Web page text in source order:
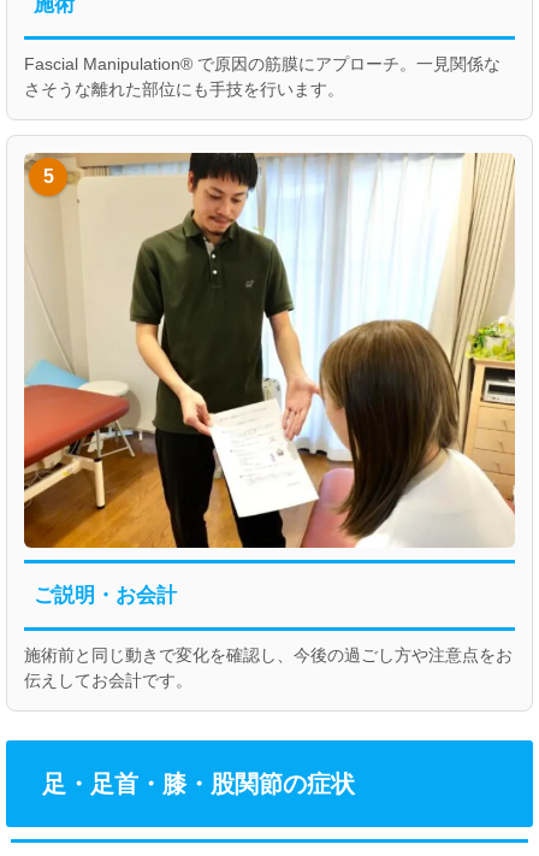
Fascial Manipulation® で原因の筋膜にアプローチ。一見関係な
さそうな離れた部位にも手技を行います。
5
ご説明・お会計
施術前と同じ動きで変化を確認し、今後の過ごし方や注意点をお
伝えしてお会計です。
足・足首・膝・股関節の症状